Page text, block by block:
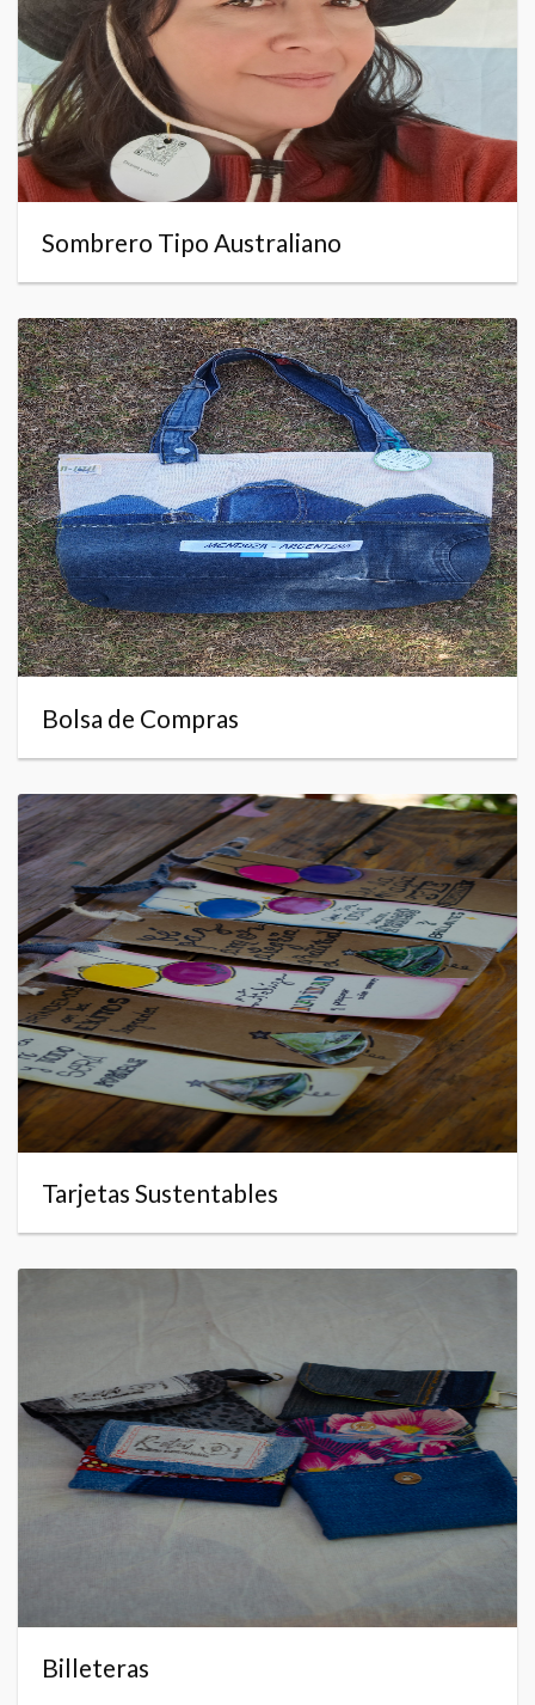
Sombrero Tipo Australiano
Bolsa de Compras
Tarjetas Sustentables
Billeteras